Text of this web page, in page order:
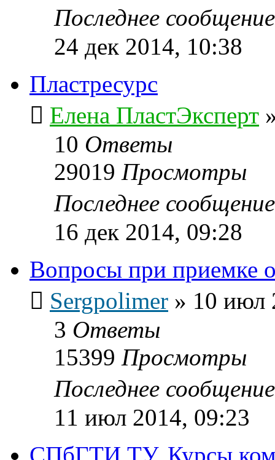
Последнее
24 дек 2014, 10:38
Пластресурс
Елена ПластЭксперт
10 Ответы
29019 Просмотры
Последнее
16 дек 2014, 09:28
Вопросы при приемке
Sergpolimer » 10 июл
3 Ответы
15399 Просмотры
Последнее
11 июл 2014, 09:23
СПбГТИ ТУ. Курсы